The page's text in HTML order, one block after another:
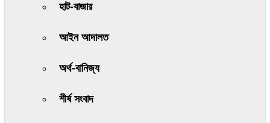
হাট-বাজার
আইন আদালত
অর্থ-বানিজ্য
শীর্ষ সংবাদ